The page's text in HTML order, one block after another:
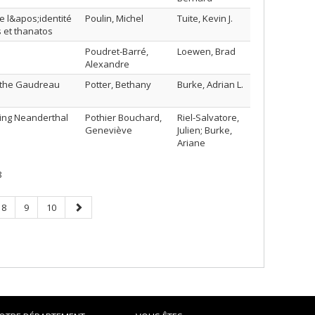
l&apos;identité
et thanatos
Poulin, Michel Tuite, Kevin J.
Poudret-Barré,
Alexandre
Loewen, Brad
Gaudreau Potter, Bethany Burke, Adrian L.
Neanderthal
Pothier Bouchard,
Geneviève
Riel-Salvatore,
Julien; Burke,
Ariane
Page
8 Page
9 Page
10
Next
page